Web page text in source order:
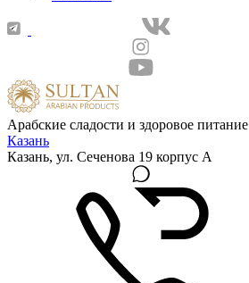
Арабские сладости и здоровое питание
Казань
Казань, ул. Сеченова 19 корпус А